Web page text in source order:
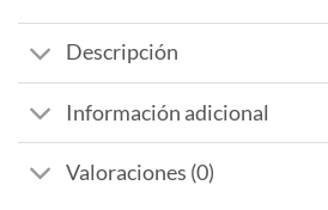
Descripción
Información adicional
Valoraciones (0)